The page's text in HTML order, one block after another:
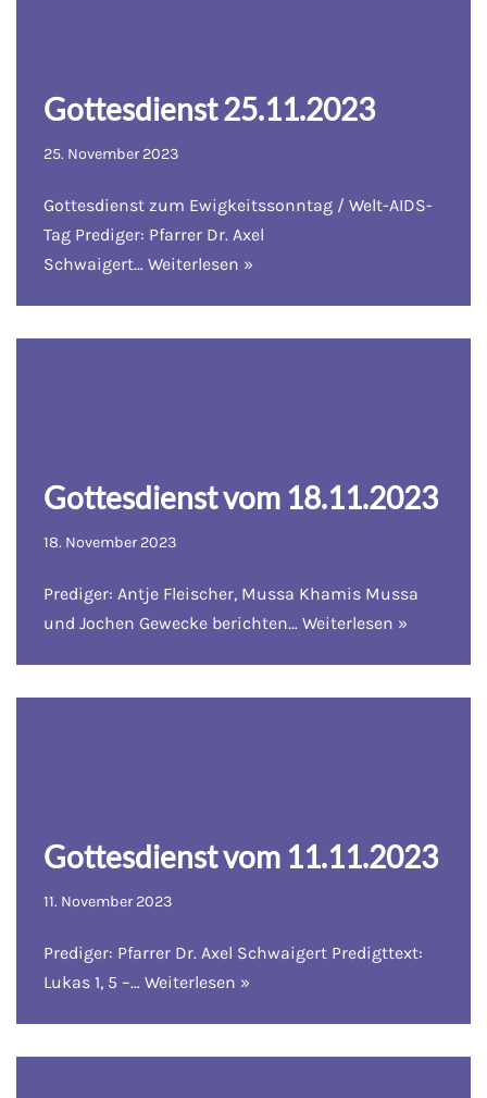
Gottesdienst 25.11.2023
25. November 2023
Gottesdienst zum Ewigkeitssonntag / Welt-AIDS-
Tag Prediger: Pfarrer Dr. Axel
Schwaigert… Weiterlesen »
Gottesdienst vom 18.11.2023
18. November 2023
Prediger: Antje Fleischer, Mussa Khamis Mussa
und Jochen Gewecke berichten… Weiterlesen »
Gottesdienst vom 11.11.2023
11. November 2023
Prediger: Pfarrer Dr. Axel Schwaigert Predigttext:
Lukas 1, 5 –… Weiterlesen »